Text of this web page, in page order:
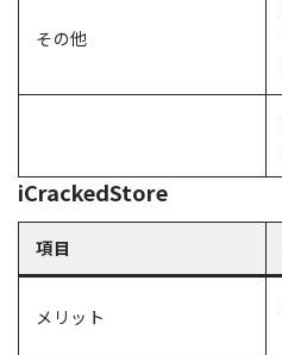
その他
iCrackedStore
項目
メリット